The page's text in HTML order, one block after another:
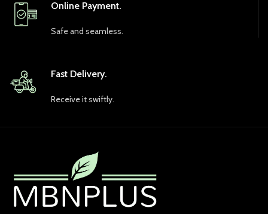
Online Payment.
Safe and seamless.
Fast Delivery.
Receive it swiftly.